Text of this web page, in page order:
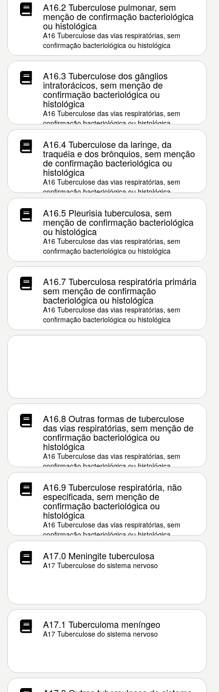
A16.2 Tuberculose pulmonar, sem
menção de confirmação bacteriológica
ou histológica
A16 Tuberculose das vias respiratórias, sem
confirmação bacteriológica ou histológica
A16.3 Tuberculose dos gânglios
intratorácicos, sem menção de
confirmação bacteriológica ou
histológica
A16 Tuberculose das vias respiratórias, sem
confirmação bacteriológica ou histológica
A16.4 Tuberculose da laringe, da
traquéia e dos brônquios, sem menção
de confirmação bacteriológica ou
histológica
A16 Tuberculose das vias respiratórias, sem
confirmação bacteriológica ou histológica
A16.5 Pleurisia tuberculosa, sem
menção de confirmação bacteriológica
ou histológica
A16 Tuberculose das vias respiratórias, sem
confirmação bacteriológica ou histológica
A16.7 Tuberculosa respiratória primária
sem menção de confirmação
bacteriológica ou histológica
A16 Tuberculose das vias respiratórias, sem
confirmação bacteriológica ou histológica
A16.8 Outras formas de tuberculose
das vias respiratórias, sem menção de
confirmação bacteriológica ou
histológica
A16 Tuberculose das vias respiratórias, sem
confirmação bacteriológica ou histológica
A16.9 Tuberculose respiratória, não
especificada, sem menção de
confirmação bacteriológica ou
histológica
A16 Tuberculose das vias respiratórias, sem
confirmação bacteriológica ou histológica
A17.0 Meningite tuberculosa
A17 Tuberculose do sistema nervoso
A17.1 Tuberculoma meníngeo
A17 Tuberculose do sistema nervoso